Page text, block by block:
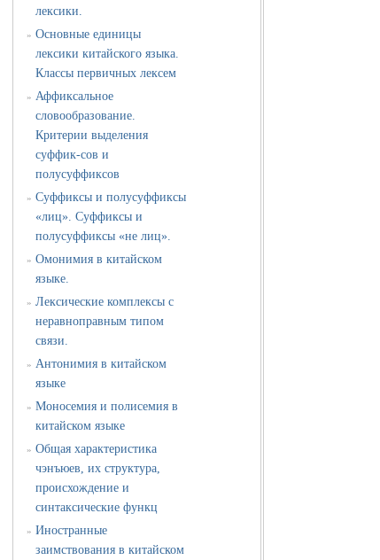
лексики.
» Основные единицы
лексики китайского языка.
Классы первичных лексем
» Аффиксальное
словообразование.
Критерии выделения
суффик-сов и
полусуффиксов
» Суффиксы и полусуффиксы
«лиц». Суффиксы и
полусуффиксы «не лиц».
» Омонимия в китайском
языке.
» Лексические комплексы с
неравноправным типом
связи.
» Антонимия в китайском
языке
» Моносемия и полисемия в
китайском языке
» Общая характеристика
чэнъюев, их структура,
происхождение и
синтаксические функц
» Иностранные
заимствования в китайском